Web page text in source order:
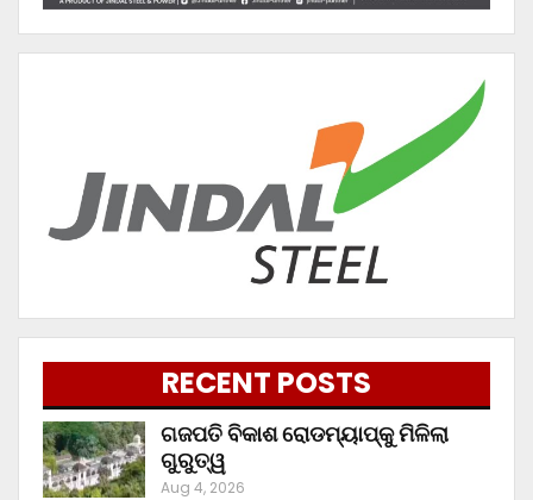
RECENT POSTS
ଗଜପତି ବିକାଶ ରୋଡମ୍ୟାପ୍‌କୁ ମିଳିଲା
ଗୁରୁତ୍ୱ
Aug 4, 2026